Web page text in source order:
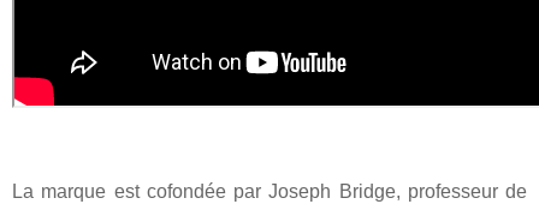
La marque est cofondée par Joseph Bridge, professeur de